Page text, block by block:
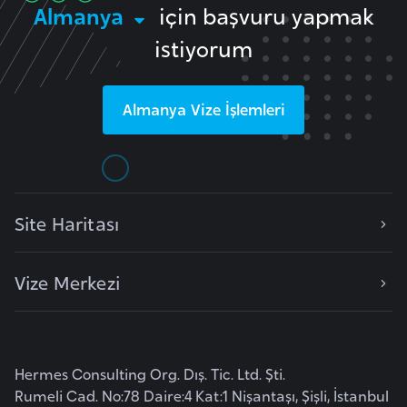
Almanya
için başvuru yapmak
istiyorum
Almanya Vize İşlemleri
Site Haritası
Vize Merkezi
Hermes Consulting Org. Dış. Tic. Ltd. Şti.
Rumeli Cad. No:78 Daire:4 Kat:1 Nişantaşı, Şişli, İstanbul
a
h
l
d